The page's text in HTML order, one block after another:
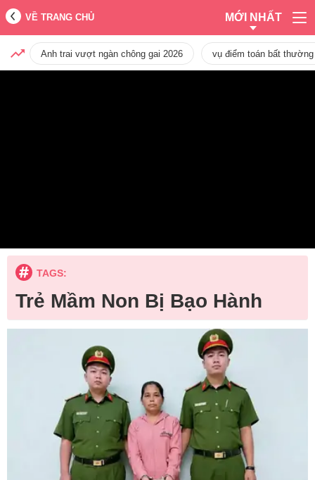
VỀ TRANG CHỦ MỚI NHẤT
Anh trai vượt ngàn chông gai 2026 vụ điểm toán bất
TAGS:
Trẻ Mầm Non Bị Bạo Hành